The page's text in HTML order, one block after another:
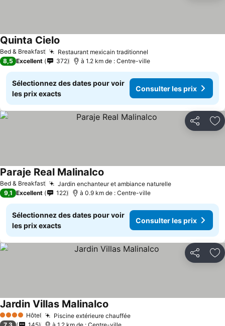
Bed & Breakfast Restaurant mexicain traditionnel
Quinta Cielo
8,5 Excellent 372 à 1.2 km de : Centre-ville
Sélectionnez des dates pour voir
les prix exacts
Consulter les prix
Partager
Bed & Breakfast Jardin enchanteur et ambiance naturelleConsulter les
Paraje Real Malinalco
9,1 Excellent 122 à 0.9 km de : Centre-ville
Sélectionnez des dates pour voir
les prix exacts
Consulter les prix
Partager
4 Étoiles Hôtel Piscine extérieure chaufféeConsulter les prix
Jardin Villas Malinalco